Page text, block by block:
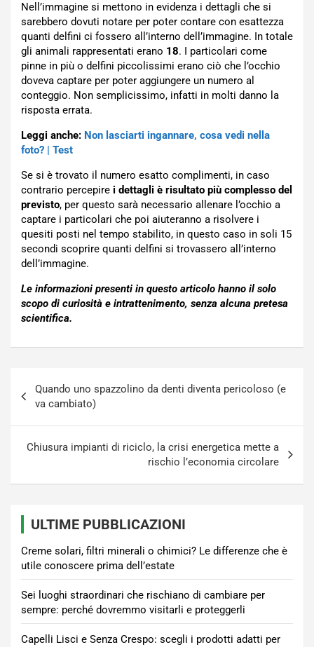
Nell’immagine si mettono in evidenza i dettagli che si
sarebbero dovuti notare per poter contare con esattezza
quanti delfini ci fossero all’interno dell’immagine. In totale
gli animali rappresentati erano 18. I particolari come
pinne in più o delfini piccolissimi erano ciò che l’occhio
doveva captare per poter aggiungere un numero al
conteggio. Non semplicissimo, infatti in molti danno la
risposta errata.
Leggi anche: Non lasciarti ingannare, cosa vedi nella
foto? | Test
Se si è trovato il numero esatto complimenti, in caso
contrario percepire i dettagli è risultato più complesso del
previsto, per questo sarà necessario allenare l’occhio a
captare i particolari che poi aiuteranno a risolvere i
quesiti posti nel tempo stabilito, in questo caso in soli 15
secondi scoprire quanti delfini si trovassero all’interno
dell’immagine.
Le informazioni presenti in questo articolo hanno il solo
scopo di curiosità e intrattenimento, senza alcuna pretesa
scientifica.
articoli
Quando uno spazzolino da denti diventa pericoloso (e
va cambiato)
Chiusura impianti di riciclo, la crisi energetica mette a
rischio l’economia circolare
ULTIME PUBBLICAZIONI
Creme solari, filtri minerali o chimici? Le differenze che è
utile conoscere prima dell’estate
Sei luoghi straordinari che rischiano di cambiare per
sempre: perché dovremmo visitarli e proteggerli
Capelli Lisci e Senza Crespo: scegli i prodotti adatti per